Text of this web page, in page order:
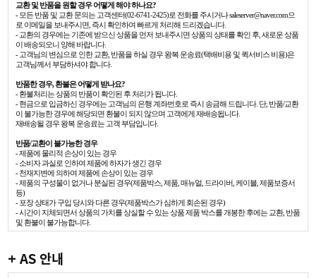
교환 및 반품을 원할 경우 어떻게 해야 하나요?
- 모든 반품 및 교환 문의는 고객센터(02-6741-2425)로 전화를 주시거나 saleserver@naver.com으
로 이메일을 보내주시면, 즉시 확인하여 빠르게 처리해 드리겠습니다.
- 교환의 경우에는 기존에 받으신 상품을 먼저 보내주시면 상품의 상태를 확인 후, 새로운 상품
이 배송되오니 양해 바랍니다.
- 고객님의 변심으로 인한 교환, 반품을 하실 경우 왕복 운송료(택배비용 및 퀵서비스 비용)은
고객님께서 부담하셔야 합니다.
반품한 경우, 환불은 어떻게 받나요?
- 환불처리는 상품의 반품이 확인된 후 처리가 됩니다.
- 현금으로 입금하신 경우에는 고객님의 은행 계좌번호로 즉시 송금해 드립니다. 단, 반품/교환
이 불가능한 경우에 해당되면 환불이 되지 않으며 고객에게 재배송됩니다.
재배송될 경우 왕복 운송료는 고객 부담입니다.
반품/교환이 불가능한 경우
- 제품에 물리적 손상이 있는 경우
- 소비자 과실로 인하여 제품에 하자가 생긴 경우
- 천재지변에 의하여 제품에 손상이 있는 경우
- 제품의 구성물이 없거나 분실된 경우(제품박스, 제품, 매뉴얼, 드라이버, 케이블, 제품보증서
등)
- 포장 상태가 구입 당시와 다른 경우(제품박스가 심하게 회손된 경우)
- 시간이 지체되면서 상품의 가치를 상실할 수 있는 상품 제품 박스를 개봉한 후에는 교환, 반품
및 환불이 불가능합니다.
+ AS 안내